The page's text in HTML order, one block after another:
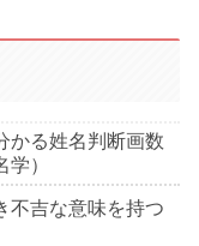
かる姓名判断画数
）
不吉な意味を持つ